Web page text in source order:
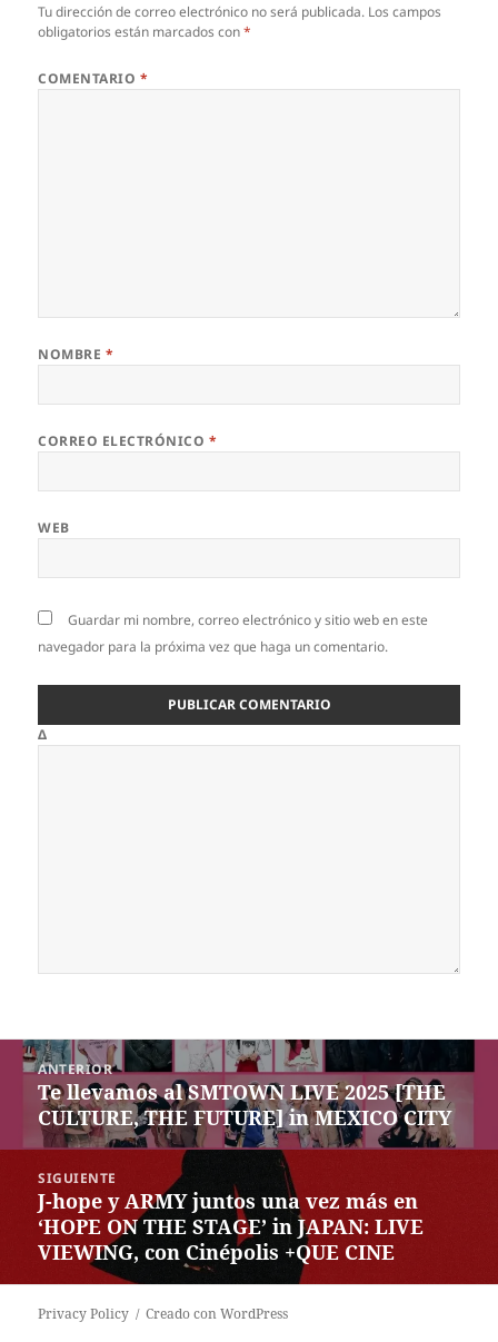
Tu dirección de correo electrónico no será publicada. Los campos
obligatorios están marcados con*
COMENTARIO *
NOMBRE *
CORREO ELECTRÓNICO *
WEB
Guardar mi nombre, correo electrónico y sitio web en este
navegador para la próxima vez que haga un comentario.
Δ
Navegación
entradas
ANTERIOR
Entrada
anterior:
Te llevamos al SMTOWN LIVE 2025 [THE
CULTURE, THE FUTURE] in MEXICO CITY
SIGUIENTE
Siguiente
entrada:
J-hope y ARMY juntos una vez más en
‘HOPE ON THE STAGE’ in JAPAN: LIVE
VIEWING, con Cinépolis +QUE CINE
Privacy Policy Creado con WordPress